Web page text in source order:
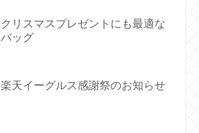
クリスマスプレゼントにも最適な
バッグ
楽天イーグルス感謝祭のお知らせ